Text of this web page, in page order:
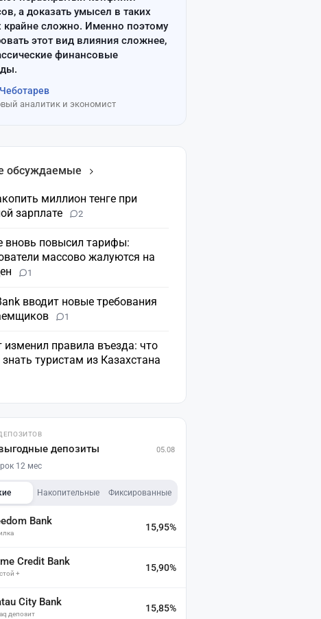
а доказать умысел в таких
крайне сложно. Именно поэтому
этот вид влияния сложнее,
финансовые
аналитик и экономист
обсуждаемые
миллион тенге при
зарплате
2
вновь повысил тарифы:
массово жалуются на
1
вводит новые требования
1
изменил правила въезда: что
туристам из Казахстана
депозиты 05.08
12 мес
Накопительные Фиксированные
Bank 15,95%
Credit Bank
+
15,90%
City Bank
депозит
15,85%